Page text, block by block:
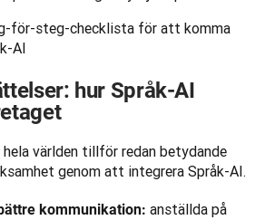
för-steg-checklista för att komma
AI
hur Språk-AI
världen tillför redan betydande
genom att integrera Språk-AI.
kommunikation: anställda på